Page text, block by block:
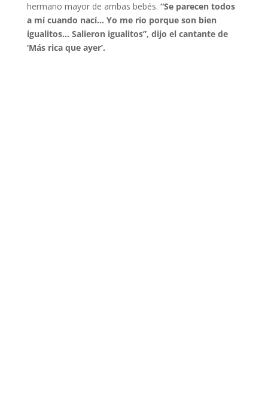
hermano mayor de ambas bebés. “Se parecen todos
a mí cuando nací… Yo me río porque son bien
igualitos… Salieron igualitos”, dijo el cantante de
‘Más rica que ayer’.